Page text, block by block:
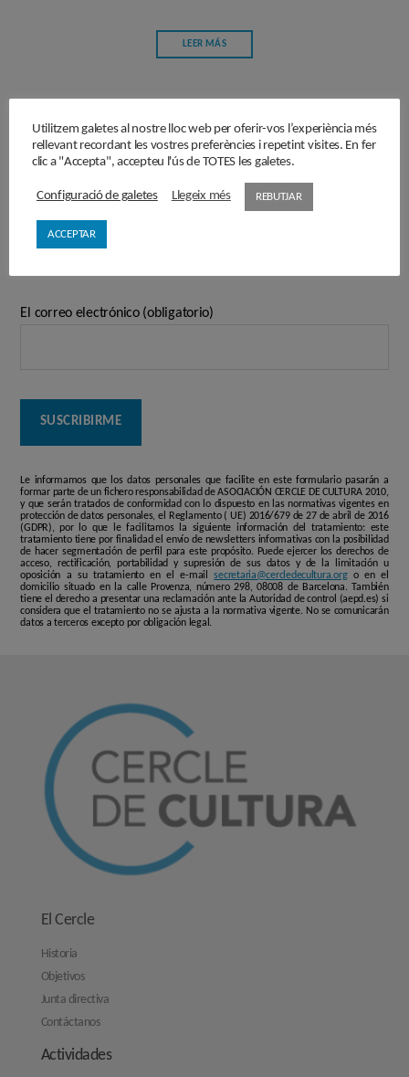
LEER MÁS
Suscríbete a la Newsletter
El correo electrónico (obligatorio)
Le informamos que los datos personales que facilite en este formulario pasarán a
formar parte de un fichero responsabilidad de ASOCIACIÓN CERCLE DE CULTURA 2010,
y que serán tratados de conformidad con lo dispuesto en las normativas vigentes en
protección de datos personales, el Reglamento ( UE) 2016/679 de 27 de abril de 2016
(GDPR), por lo que le facilitamos la siguiente información del tratamiento: este
tratamiento tiene por finalidad el envío de newsletters informativas con la posibilidad
de hacer segmentación de perfil para este propósito. Puede ejercer los derechos de
acceso, rectificación, portabilidad y supresión de sus datos y de la limitación u
oposición a su tratamiento en el e-mailsecretaria@cercledecultura.orgo en el
domicilio situado en la calle Provenza, número 298, 08008 de Barcelona. También
tiene el derecho a presentar una reclamación ante la Autoridad de control (aepd.es) si
considera que el tratamiento no se ajusta a la normativa vigente. No se comunicarán
datos a terceros excepto por obligación legal.
El Cercle
Historia
Objetivos
Junta directiva
Contáctanos
Actividades
Utilitzem galetes al nostre lloc web per oferir-vos l’experiència més
rellevant recordant les vostres preferències i repetint visites. En fer
clic a "Accepta", accepteu l'ús de TOTES les galetes.
Configuració de galetes Llegeix més REBUTJAR
ACCEPTAR